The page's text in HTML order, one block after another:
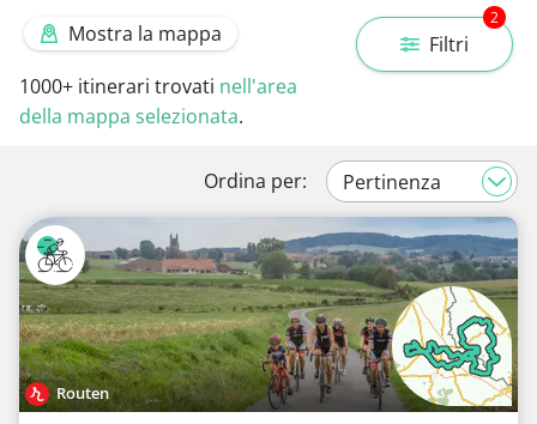
Filtri
2
Mostra la mappa
1000+ itinerari trovati nell'area
della mappa selezionata.
Ordina per:
Routen